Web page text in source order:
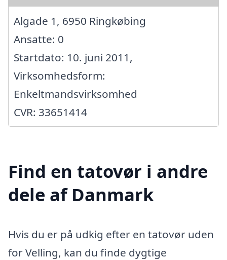
Algade 1, 6950 Ringkøbing
Ansatte: 0
Startdato: 10. juni 2011,
Virksomhedsform:
Enkeltmandsvirksomhed
CVR: 33651414
Find en tatovør i andre
dele af Danmark
Hvis du er på udkig efter en tatovør uden
for Velling, kan du finde dygtige